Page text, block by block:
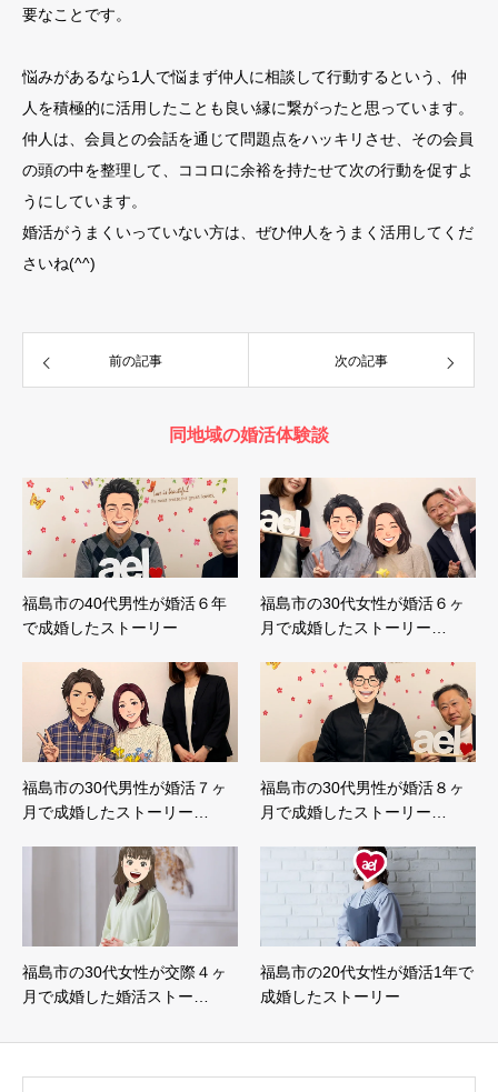
要なことです。
悩みがあるなら1人で悩まず仲人に相談して行動するという、仲
人を積極的に活用したことも良い縁に繋がったと思っています。
仲人は、会員との会話を通じて問題点をハッキリさせ、その会員
の頭の中を整理して、ココロに余裕を持たせて次の行動を促すよ
うにしています。
婚活がうまくいっていない方は、ぜひ仲人をうまく活用してくだ
さいね(^^)
前の記事 次の記事
同地域の婚活体験談
福島市の40代男性が婚活６年
で成婚したストーリー
福島市の30代女性が婚活６ヶ
月で成婚したストーリー…
福島市の30代男性が婚活７ヶ
月で成婚したストーリー…
福島市の30代男性が婚活８ヶ
月で成婚したストーリー…
福島市の30代女性が交際４ヶ
月で成婚した婚活ストー…
福島市の20代女性が婚活1年で
成婚したストーリー